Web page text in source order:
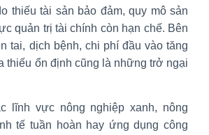
thiếu tài sản bảo đảm, quy mô sản
quản trị tài chính còn hạn chế. Bên
tai, dịch bệnh, chi phí đầu vào tăng
thiếu ổn định cũng là những trở ngại
lĩnh vực nông nghiệp xanh, nông
tế tuần hoàn hay ứng dụng công